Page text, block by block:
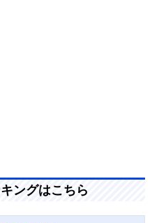
ングはこちら